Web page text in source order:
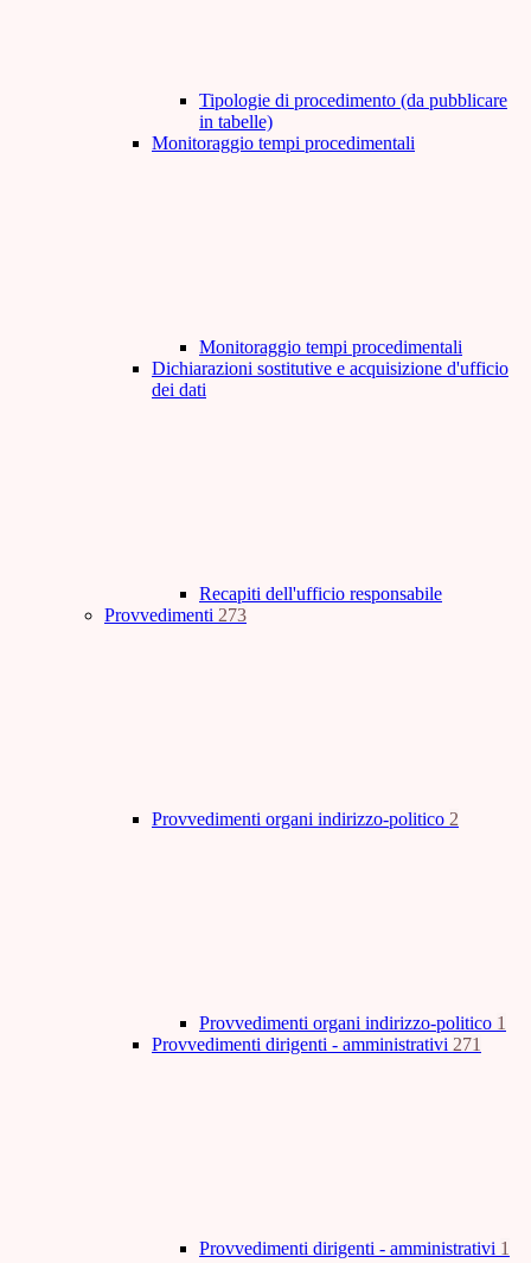
Tipologie di procedimento (da pubblicare
in tabelle)
Monitoraggio tempi procedimentali
Monitoraggio tempi procedimentali
Dichiarazioni sostitutive e acquisizione d'ufficio
dei dati
Recapiti dell'ufficio responsabile
Provvedimenti 273
Provvedimenti organi indirizzo-politico 2
Provvedimenti organi indirizzo-politico 1
Provvedimenti dirigenti - amministrativi 271
Provvedimenti dirigenti - amministrativi 1